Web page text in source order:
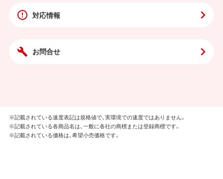
対応情報
お問合せ
※記載されている速度表記は規格値で、実環境での速度ではありません。
※記載されている各商品名は、一般に各社の商標または登録商標です。
※記載されている価格は、希望小売価格です。